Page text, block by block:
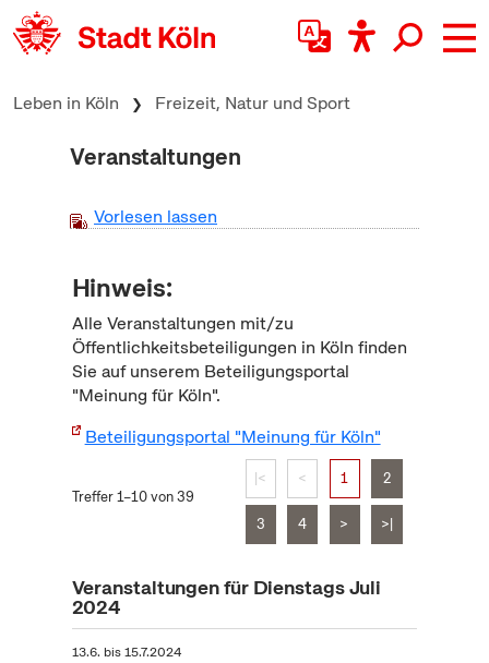
zum Inhalt springen
Leben in Köln Freizeit, Natur und Sport
Veranstaltungen
Vorlesen lassen
Hinweis:
Alle Veranstaltungen mit/zu
Öffentlichkeitsbeteiligungen in Köln finden
Sie auf unserem Beteiligungsportal
"Meinung für Köln".
Beteiligungsportal "Meinung für Köln"
Treffer 1–10 von 39
|< < 1 2
3 4 > >|
Veranstaltungen für Dienstags Juli
2024
13.6. bis15.7.2024